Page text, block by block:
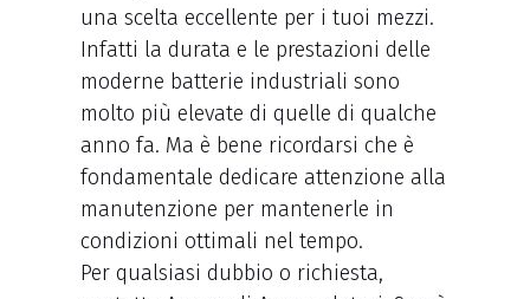
una scelta eccellente per i tuoi mezzi.
Infatti la durata e le prestazioni delle
moderne batterie industriali sono
molto più elevate di quelle di qualche
anno fa. Ma è bene ricordarsi che è
fondamentale dedicare attenzione alla
manutenzione per mantenerle in
condizioni ottimali nel tempo.
Per qualsiasi dubbio o richiesta,